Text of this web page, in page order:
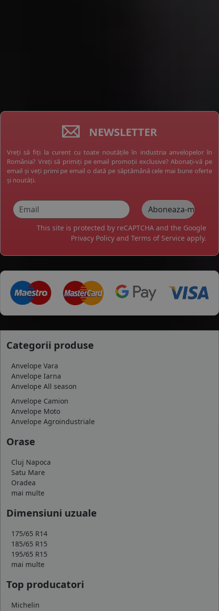
NEWSLETTER
Vreți să fiți la curent cu toate noutățile în industria anvelopelor în
România? Vreți să primiți pe email promoții exclusive? Abonați-vă pe
email și veți primi pe email o dată pe săptămână cele mai bune oferte
și noutăți.
This site is protected by reCAPTCHA and the Google
Privacy Policy and Terms of Service apply.
Categorii produse
Anvelope Vara
Anvelope Iarna
Anvelope All season
Anvelope Camion
Anvelope Moto
Anvelope Agroindustriale
Orase
Cluj Napoca
Satu Mare
Oradea
mai multe
Dimensiuni uzuale
175/65 R14
185/65 R15
195/65 R15
mai multe
Top producatori
Michelin